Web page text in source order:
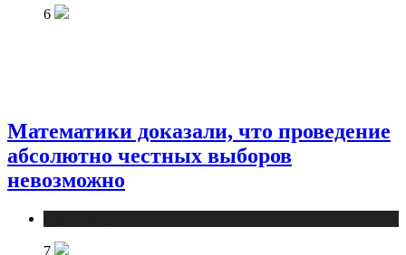
6
Математики доказали, что проведение
абсолютно честных выборов
невозможно
7